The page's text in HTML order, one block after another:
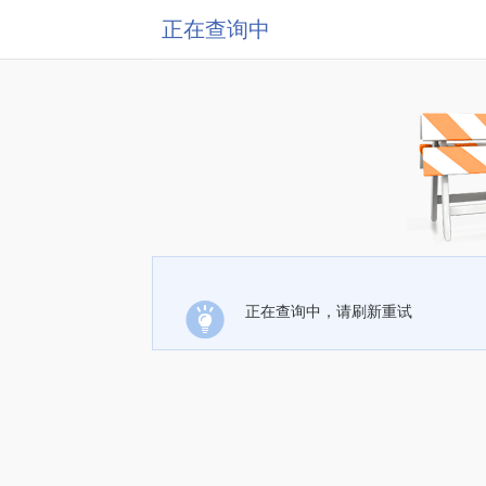
正在查询中
正在查询中，请刷新重试